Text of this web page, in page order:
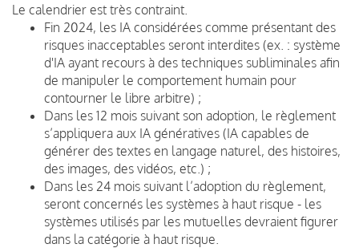
Le calendrier est très contraint.
Fin 2024, les IA considérées comme présentant des
risques inacceptables seront interdites (ex. : système
d'IA ayant recours à des techniques subliminales afin
de manipuler le comportement humain pour
contourner le libre arbitre) ;
Dans les 12 mois suivant son adoption, le règlement
s’appliquera aux IA génératives (IA capables de
générer des textes en langage naturel, des histoires,
des images, des vidéos, etc.) ;
Dans les 24 mois suivant l’adoption du règlement,
seront concernés les systèmes à haut risque - les
systèmes utilisés par les mutuelles devraient figurer
dans la catégorie à haut risque.